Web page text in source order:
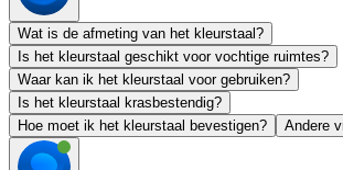
Wat is de afmeting van het kleurstaal?
Is het kleurstaal geschikt voor vochtige ruimtes?
Waar kan ik het kleurstaal voor gebruiken?
Is het kleurstaal krasbestendig?
Hoe moet ik het kleurstaal bevestigen?
Andere